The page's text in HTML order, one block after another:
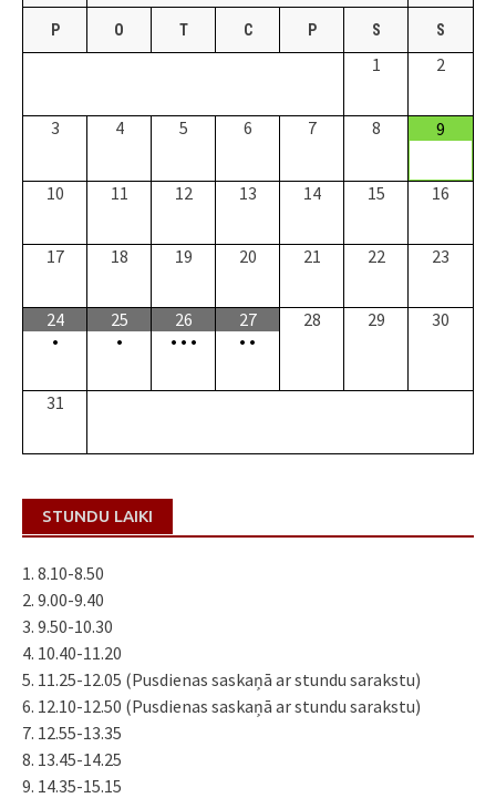
P O T C P S S
1 2
3 4 5 6 7 8 9
10 11 12 13 14 15 16
17 18 19 20 21 22 23
24
•
25
•
26
• • •
27
• •
28 29 30
31
STUNDU LAIKI
1. 8.10-8.50
2. 9.00-9.40
3. 9.50-10.30
4. 10.40-11.20
5. 11.25-12.05 (Pusdienas saskaņā ar stundu sarakstu)
6. 12.10-12.50 (Pusdienas saskaņā ar stundu sarakstu)
7. 12.55-13.35
8. 13.45-14.25
9. 14.35-15.15